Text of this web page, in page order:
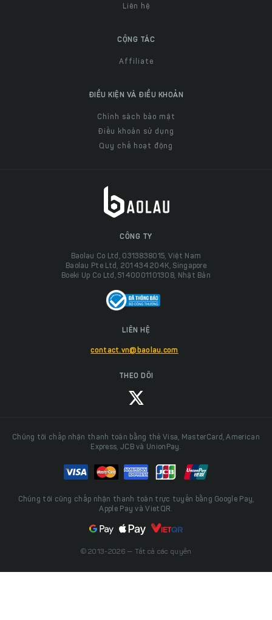
Liên hệ
CỘNG TÁC
Affiliate
ĐIỀU KIỆN VÀ ĐIỀU KHOẢN
Chính sách bảo mật
Điều khoản sử dụng
Quy chế hoạt động
CÔNG TY
Baolau Co Ltd, 0313838015, Việt Nam
Baolau Pte Ltd, 201434204K, Singapore
Boeki Up Co Ltd, 5140001101308, Nhật Bản
LIÊN HỆ
contact.vn@baolau.com
THEO DÕI
Chúng tôi chấp nhận thanh toán bằng thẻ Visa, MasterCard, American
Express, JCB và UnionPay.
Chúng tôi cũng chấp nhận thanh toán trực tuyến bằng Google Pay,
Apple Pay và VietQR.
© 2013-2026 — Tất cả các quyền